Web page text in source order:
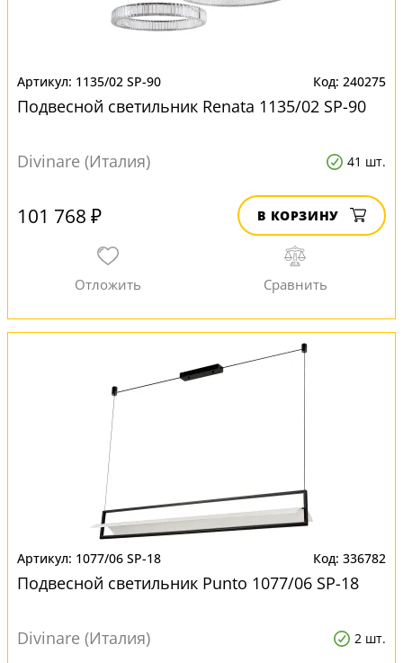
1135/02 SP-90 240275
Подвесной светильник Renata 1135/02 SP-90
Divinare (Италия) 41 шт.
101 768 ₽ В КОРЗИНУ
1077/06 SP-18 336782
Подвесной светильник Punto 1077/06 SP-18
Divinare (Италия) 2 шт.